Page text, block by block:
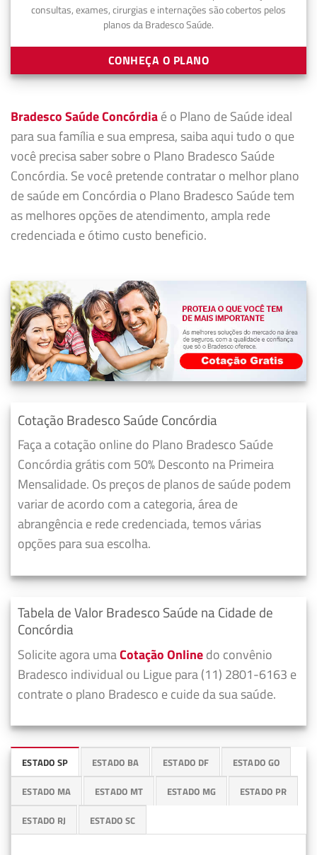
consultas, exames, cirurgias e internações são cobertos pelos
planos da Bradesco Saúde.
CONHEÇA O PLANO
Bradesco Saúde Concórdiaé o Plano de Saúde ideal
para sua família e sua empresa, saiba aqui tudo o que
você precisa saber sobre o Plano Bradesco Saúde
Concórdia. Se você pretende contratar o melhor plano
de saúde em Concórdia o Plano Bradesco Saúde tem
as melhores opções de atendimento, ampla rede
credenciada e ótimo custo beneficio.
Cotação Bradesco Saúde Concórdia
Faça a cotação online do Plano Bradesco Saúde
Concórdia grátis com 50% Desconto na Primeira
Mensalidade. Os preços de planos de saúde podem
variar de acordo com a categoria, área de
abrangência e rede credenciada, temos várias
opções para sua escolha.
Tabela de Valor Bradesco Saúde na Cidade de
Concórdia
Solicite agora umaCotação Onlinedo convênio
Bradesco individual ou Ligue para (11) 2801-6163 e
contrate o plano Bradesco e cuide da sua saúde.
ESTADO SP ESTADO BA ESTADO DF ESTADO GO
ESTADO MA ESTADO MT ESTADO MG ESTADO PR
ESTADO RJ ESTADO SC